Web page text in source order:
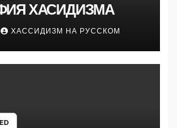
ХАСИДИЗМА
ХАССИДИЗМ НА РУССКОМ